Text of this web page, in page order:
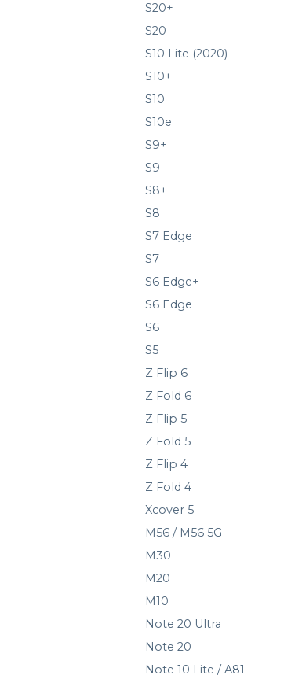
S20+
S20
S10 Lite (2020)
S10+
S10
S10e
S9+
S9
S8+
S8
S7 Edge
S7
S6 Edge+
S6 Edge
S6
S5
Z Flip 6
Z Fold 6
Z Flip 5
Z Fold 5
Z Flip 4
Z Fold 4
Xcover 5
M56 / M56 5G
M30
M20
M10
Note 20 Ultra
Note 20
Note 10 Lite / A81